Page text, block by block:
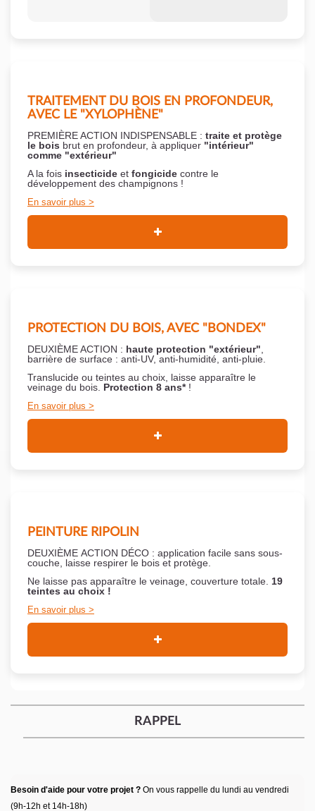
TRAITEMENT DU BOIS EN PROFONDEUR,
AVEC LE "XYLOPHÈNE"
PREMIÈRE ACTION INDISPENSABLE : traite et protège
le bois brut en profondeur, à appliquer "intérieur"
comme "extérieur"
A la fois insecticide et fongicide contre le
développement des champignons !
En savoir plus
PROTECTION DU BOIS, AVEC "BONDEX"
DEUXIÈME ACTION : haute protection "extérieur"
barrière de surface : anti-UV, anti-humidité, anti-pluie.
Translucide ou teintes au choix, laisse apparaître le
veinage du bois. Protection 8 ans*!
En savoir plus
PEINTURE RIPOLIN
DEUXIÈME ACTION DÉCO : application facile sans sous-
couche, laisse respirer le bois et protège.
Ne laisse pas apparaître le veinage, couverture totale. 19
teintes au choix !
En savoir plus
RAPPEL
Besoin d'aide pour votre projet ? On vous rappelle du lundi au vendredi
(9h-12h et 14h-18h)